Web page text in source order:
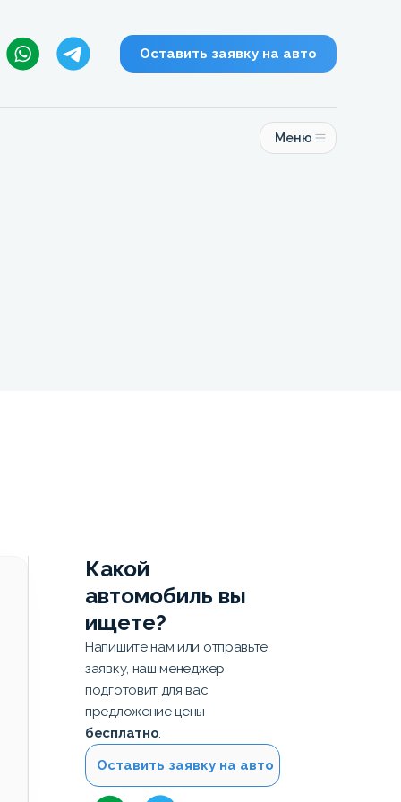
Оставить заявку на авто
Меню
Какой
автомобиль вы
ищете?
Напишите нам или отправьте
заявку, наш менеджер
подготовит для вас
предложение цены
бесплатно.
Оставить заявку на авто